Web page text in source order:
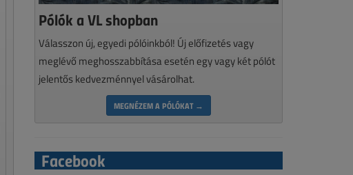
Pólók a VL shopban
Válasszon új, egyedi pólóinkból! Új előfizetés vagy
meglévő meghosszabbítása esetén egy vagy két pólót
jelentős kedvezménnyel vásárolhat.
MEGNÉZEM A PÓLÓKAT →
Facebook